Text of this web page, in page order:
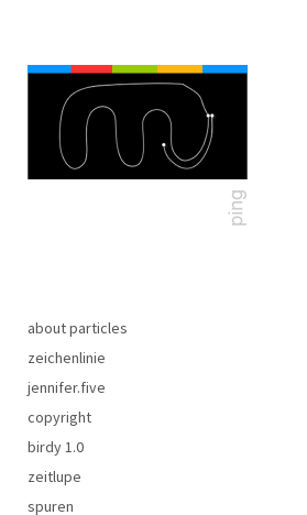
about particles
zeichenlinie
jennifer.five
copyright
birdy 1.0
zeitlupe
spuren